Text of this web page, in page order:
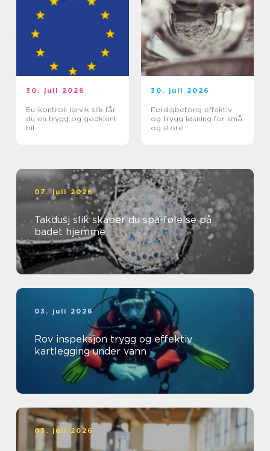
30. juli 2026
Eu-kontroll larvik slik får
du en trygg og godkjent
bil
30. juli 2026
Ferdigbetong effektiv
og trygg løsning for små
og store
07. juli 2026
Takdusj slik skaper du spa-følelse på
badet hjemme
03. juli 2026
Rov inspeksjon trygg og effektiv
kartlegging under vann
03. juli 2026